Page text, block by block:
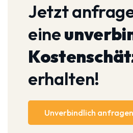
Jetzt
eine
erhalten!
Unverbindlich anfragen